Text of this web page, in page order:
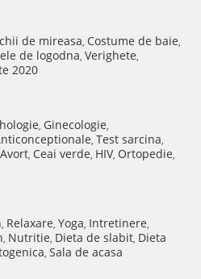
de mireasa, Costume de baie,
de logodna, Verighete,
2020
, Ginecologie,
, Test sarcina,
Avort, Ceai verde, HIV, Ortopedie,
, Relaxare, Yoga, Intretinere,
, Nutritie, Dieta de slabit, Dieta
, Sala de acasa